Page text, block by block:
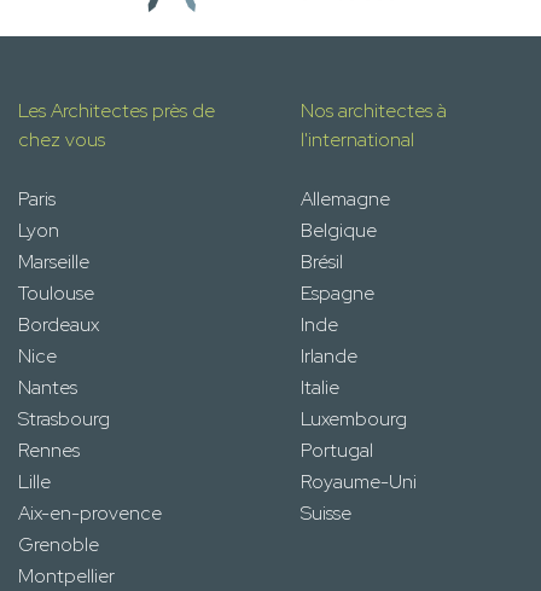
Les Architectes près de
chez vous
Paris
Lyon
Marseille
Toulouse
Bordeaux
Nice
Nantes
Strasbourg
Rennes
Lille
Aix-en-provence
Grenoble
Montpellier
Nos architectes à
l'international
Allemagne
Belgique
Brésil
Espagne
Inde
Irlande
Italie
Luxembourg
Portugal
Royaume-Uni
Suisse